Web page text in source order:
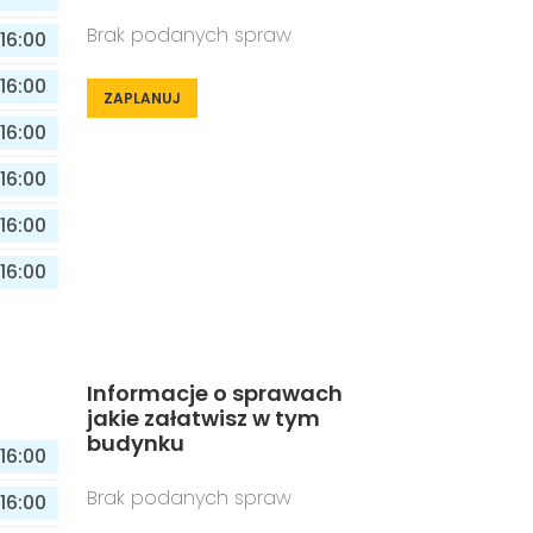
16:00
16:00
16:00
16:00
16:00
16:00
Brak podanych spraw
ZAPLANUJ
16:00
16:00
Informacje o sprawach
jakie załatwisz w tym
budynku
Brak podanych spraw